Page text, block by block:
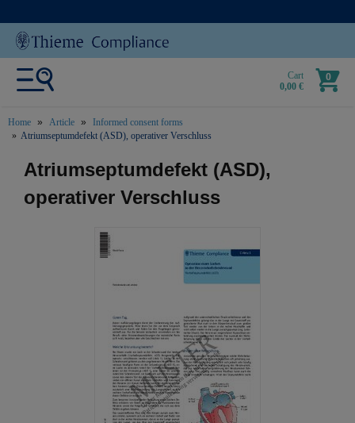
Cart
0,00 €
0
Home Article
Informed consent forms
Atriumseptumdefekt (ASD), operativer Verschluss
text.skipToContent
text.skipToNavigation
Atriumseptumdefekt (ASD),
operativer Verschluss